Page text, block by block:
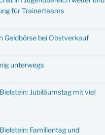
für Trainerteams
Geldbörse bei Obstverkauf
unterwegs
Jubiläumstag mit viel
Familientag und